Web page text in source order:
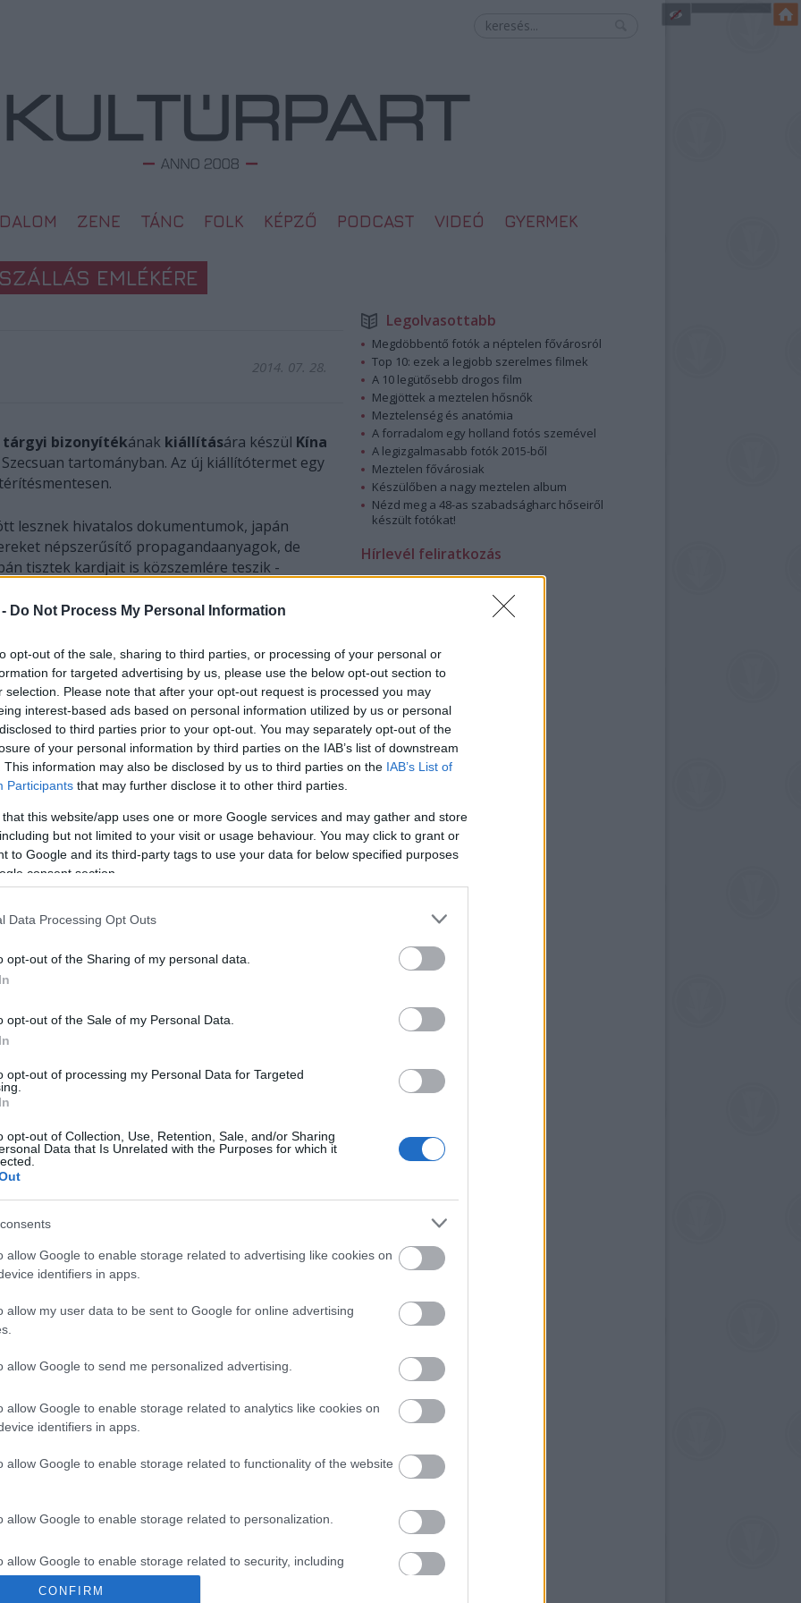
Do Not Process My Personal Information
opt-out of the sale, sharing to third parties, or processing of your personal or
for targeted advertising by us, please use the below opt-out section to
selection. Please note that after your opt-out request is processed you may
interest-based ads based on personal information utilized by us or personal
to third parties prior to your opt-out. You may separately opt-out of the
of your personal information by third parties on the IAB’s list of downstream
This information may also be disclosed by us to third parties on the IAB’s List of
Participants that may further disclose it to other third parties.
that this website/app uses one or more Google services and may gather and store
but not limited to your visit or usage behaviour. You may click to grant or
to Google and its third-party tags to use your data for below specified purposes
consent section.
Data Processing Opt Outs
opt-out of the Sharing of my personal data.
opt-out of the Sale of my Personal Data.
opt-out of processing my Personal Data for Targeted
opt-out of Collection, Use, Retention, Sale, and/or Sharing
Data that Is Unrelated with the Purposes for which it
allow Google to enable storage related to advertising like cookies on
identifiers in apps.
allow my user data to be sent to Google for online advertising
allow Google to send me personalized advertising.
allow Google to enable storage related to analytics like cookies on
identifiers in apps.
allow Google to enable storage related to functionality of the website
allow Google to enable storage related to personalization.
allow Google to enable storage related to security, including
functionality and fraud prevention, and other user protection.
CONFIRM
ZENE TÁNC FOLK KÉPZŐ PODCAST VIDEÓ GYERMEK
EMLÉKÉRE
2014. 07. 28.
tárgyi bizonyítékának kiállítására készül Kína
tartományban. Az új kiállítótermet egy
lesznek hivatalos dokumentumok, japán
népszerűsítő propagandaanyagok, de
tisztek kardjait is közszemlére teszik -
Csiencsuan Múzeum illetékesei.
Luo Xiaoguang / Xinhua
alapterületű kiállítóterem ad majd otthont,
ki, hogy a második világháborúban
legyen. Hivatalos megnyitója szeptember
aratott kínai győzelem közelgő
építész, akinek nevéhez számos japán és
spanyolországi, görögországi,
épület megalkotása fűződik.
vállalkozó, műgyűjtő alapította, s 2005-ben
tucat termében néprajzi, a vencsuani
elleni háborúval összefüggő kiállítások is
121-et az "első osztályú nemzeti kincs"
Legolvasottabb
Megdöbbentő fotók a néptelen fővárosról
Top 10: ezek a legjobb szerelmes filmek
A 10 legütősebb drogos film
Megjöttek a meztelen hősnők
Meztelenség és anatómia
A forradalom egy holland fotós szemével
A legizgalmasabb fotók 2015-ből
Meztelen fővárosiak
Készülőben a nagy meztelen album
Nézd meg a 48-as szabadságharc hőseiről
készült fotókat!
Hírlevél feliratkozás